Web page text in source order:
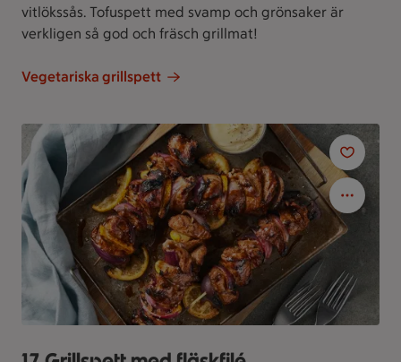
vitlökssås. Tofuspett med svamp och grönsaker är
verkligen så god och fräsch grillmat!
Vegetariska grillspett